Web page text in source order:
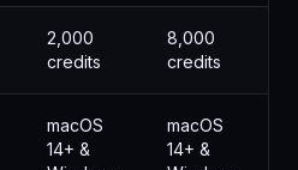
2,000
credits
8,000
credits
macOS
14+ &
macOS
14+ &